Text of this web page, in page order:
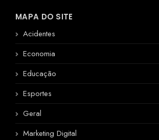
MAPA DO SITE
Acidentes
Economia
Educação
Esportes
Geral
Marketing Digital